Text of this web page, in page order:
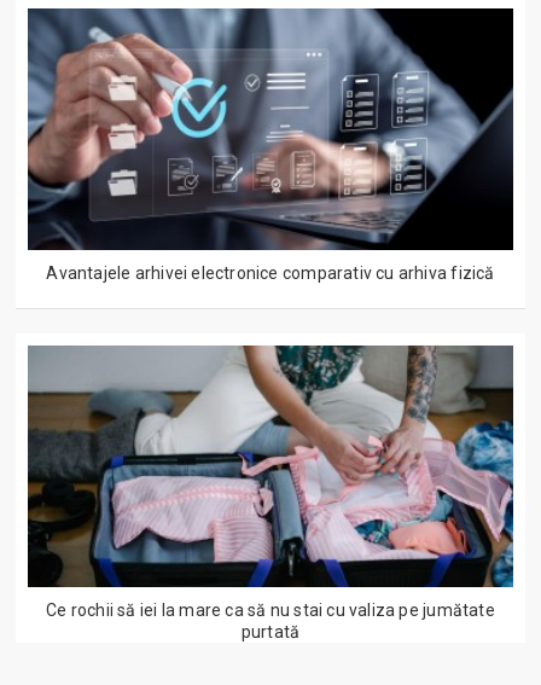
Avantajele arhivei electronice comparativ cu arhiva fizică
Ce rochii să iei la mare ca să nu stai cu valiza pe jumătate
purtată